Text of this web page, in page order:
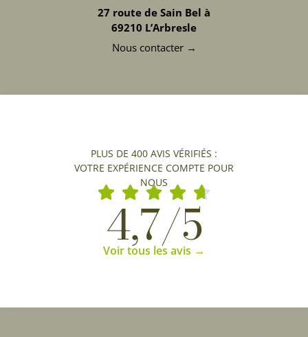
27 route de Sain Bel à
69210 L’Arbresle
Nous contacter →
PLUS DE 400 AVIS VÉRIFIÉS :
VOTRE EXPÉRIENCE COMPTE POUR
NOUS
4,7/5
Voir tous les avis →